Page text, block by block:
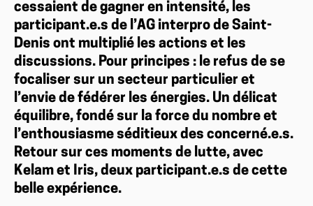
cessaient de gagner en intensité, les
participant.e.s de l’AG interpro de Saint-
Denis ont multiplié les actions et les
discussions. Pour principes : le refus de se
focaliser sur un secteur particulier et
l’envie de fédérer les énergies. Un délicat
équilibre, fondé sur la force du nombre et
l’enthousiasme séditieux des concerné.e.s.
Retour sur ces moments de lutte, avec
Kelam et Iris, deux participant.e.s de cette
belle expérience.